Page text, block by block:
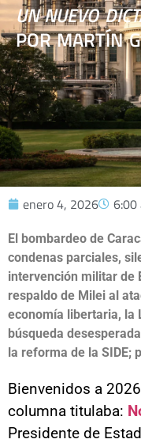
UN NUEVO
POR MARTÍN
enero 4, 2026 6:00
El bombardeo de
condenas parciales,
intervención militar de
respaldo de Milei al
economía libertaria, la
búsqueda
la reforma de la SIDE;
Bienvenidos a
columna titulaba:
Presidente de